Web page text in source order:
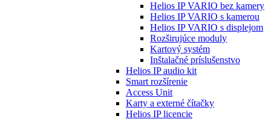
Helios IP VARIO bez kamery
Helios IP VARIO s kamerou
Helios IP VARIO s displejom
Rozširujúce moduly
Kartový systém
Inštalačné príslušenstvo
Helios IP audio kit
Smart rozšírenie
Access Unit
Karty a externé čítačky
Helios IP licencie